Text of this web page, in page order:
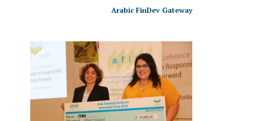
Arabic FinDev Gateway